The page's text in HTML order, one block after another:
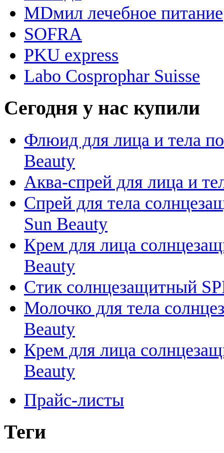
MDмил лечебное питание
SOFRA
PKU express
Labo Cosprophar Suisse
Сегодня у нас купили
Флюид для лица и тела
Beauty
Аква-спрей для лица и
Спрей для тела
Sun Beauty
Крем для лица
Beauty
Стик солнцезащитный
Молочко для тела
Beauty
Крем для лица
Beauty
Прайс-листы
Теги